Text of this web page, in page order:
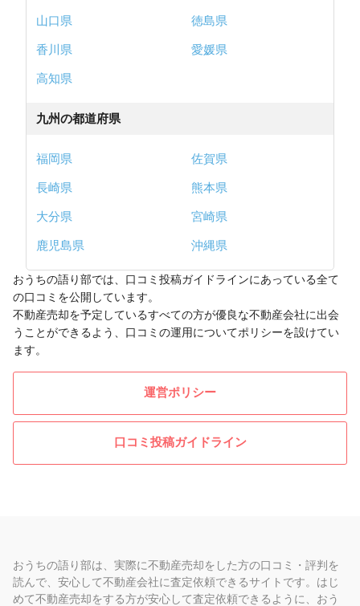
山口県
徳島県
香川県
愛媛県
高知県
九州の都道府県
福岡県
佐賀県
長崎県
熊本県
大分県
宮崎県
鹿児島県
沖縄県
おうちの語り部では、口コミ投稿ガイドラインにあっている全て
の口コミを公開しています。
不動産売却を予定しているすべての方が優良な不動産会社に出会
うことができるよう、口コミの運用についてポリシーを設けてい
ます。
運営ポリシー
口コミ投稿ガイドライン
おうちの語り部は、実際に不動産売却をした方の口コミ・評判を
読んで、安心して不動産会社に査定依頼できるサイトです。はじ
めて不動産売却をする方が安心して査定依頼できるように、おう